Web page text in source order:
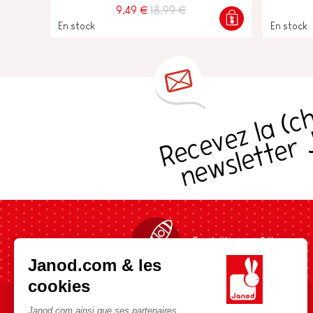
Janod.com & les
cookies
Janod.com ainsi que ses partenaires
9,49 € 18,99 €
En stock En stock
Expédition en 24h